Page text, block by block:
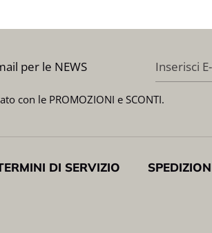
per le NEWS Inserisci
con le PROMOZIONI e SCONTI.
DI SERVIZIO